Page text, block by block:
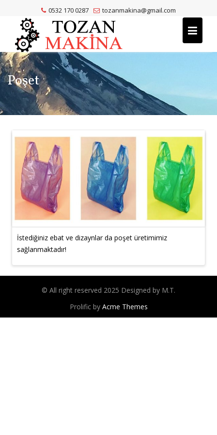
content
0532 170 0287 tozanmakina@gmail.com
Poşet
İstediğiniz ebat ve dizaynlar da poşet üretimimiz
sağlanmaktadır!
© All right reserved 2025 Designed by M.T.
Prolific by Acme Themes